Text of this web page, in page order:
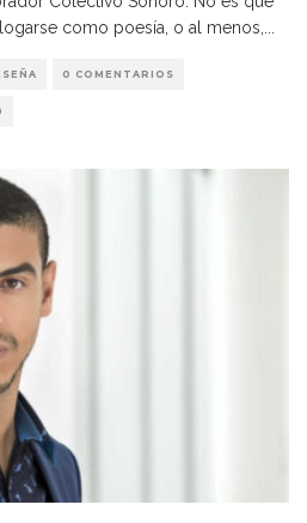
como poesía, o al menos,
0 COMENTARIOS